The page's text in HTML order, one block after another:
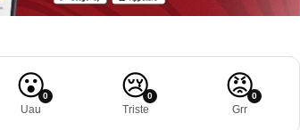
😮0
Uau
😢0
Triste
😡0
Grr